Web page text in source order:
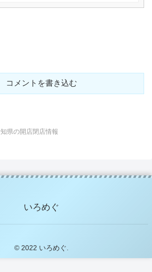
コメントを書き込む
県の開店閉店情報
いろめぐ
© 2022 いろめぐ.